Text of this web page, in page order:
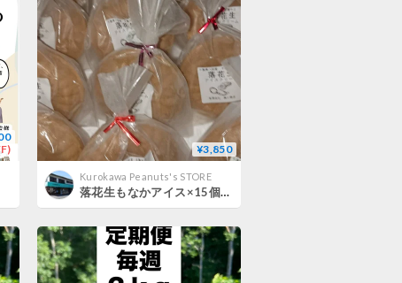
¥3,850
Kurokawa Peanuts's STORE
落花生もなかアイス×15個入セット箱入り(A～Cタイプで選んでください)